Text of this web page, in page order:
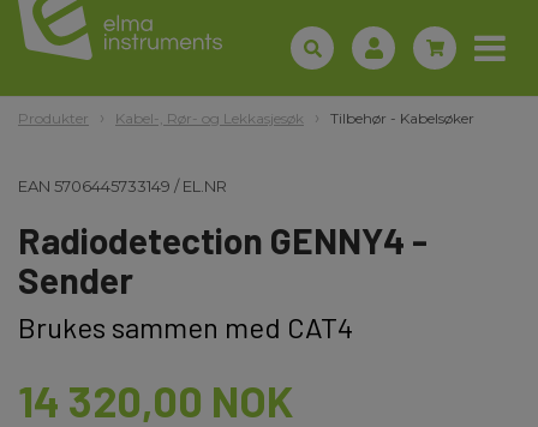
Produkter Kabel-, Rør- og Lekkasjesøk Tilbehør - Kabelsøker
EAN 5706445733149 /EL.NR
Radiodetection GENNY4 -
Sender
Brukes sammen med CAT4
14 320,00 NOK